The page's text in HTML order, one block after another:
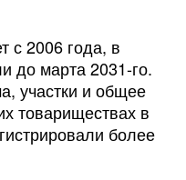
с 2006 года, в
до марта 2031-го.
участки и общее
товариществах в
более